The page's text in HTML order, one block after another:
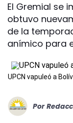
El Gremial se
obtuvo
de la
anímico para
UPCN vapuleó a
Por